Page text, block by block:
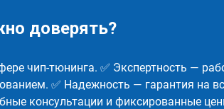
доверять?
чип-тюнинга. ✅ Экспертность —
✅ Надежность — гарантия на
консультации и фиксированные